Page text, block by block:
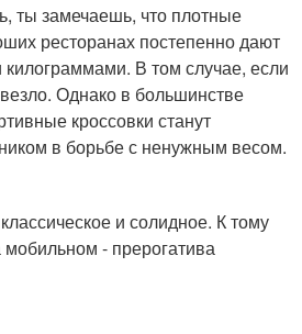
ты замечаешь, что плотные
ресторанах постепенно дают
В том случае, если
Однако в большинстве
кроссовки станут
в борьбе с ненужным весом.
и солидное. К тому
- прерогатива